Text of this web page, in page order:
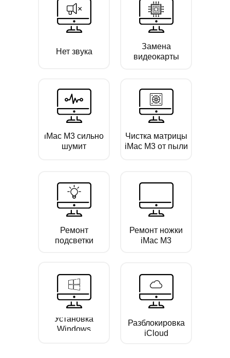
Ремонт
подсветки
iMac M3 сильно
шумит
Установка
Windows
Разблокировка
iCloud
Нет звука
Чистка матрицы
iMac M3 от пыли
Замена
видеокарты
Ремонт ножки
iMac M3